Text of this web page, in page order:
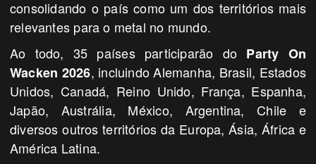
consolidando o país como um dos territórios mais
relevantes para o metal no mundo.
Ao todo, 35 países participarão do Party On
Wacken 2026, incluindo Alemanha, Brasil, Estados
Unidos, Canadá, Reino Unido, França, Espanha,
Japão, Austrália, México, Argentina, Chile e
diversos outros territórios da Europa, Ásia, África e
América Latina.